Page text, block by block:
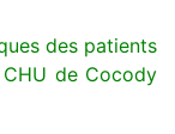
des patients
de Cocody